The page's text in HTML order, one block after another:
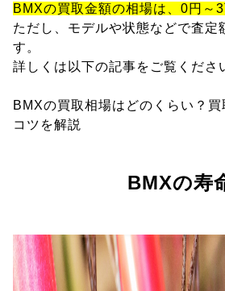
BMXの買取金額の相場は、0円～3
ただし、モデルや状態などで査定
す。
詳しくは以下の記事をご覧くださ
BMXの買取相場はどのくらい？
コツを解説
BMXの寿